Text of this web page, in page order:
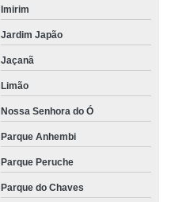
Imirim
Jardim Japão
Jaçanã
Limão
Nossa Senhora do Ó
Parque Anhembi
Parque Peruche
Parque do Chaves